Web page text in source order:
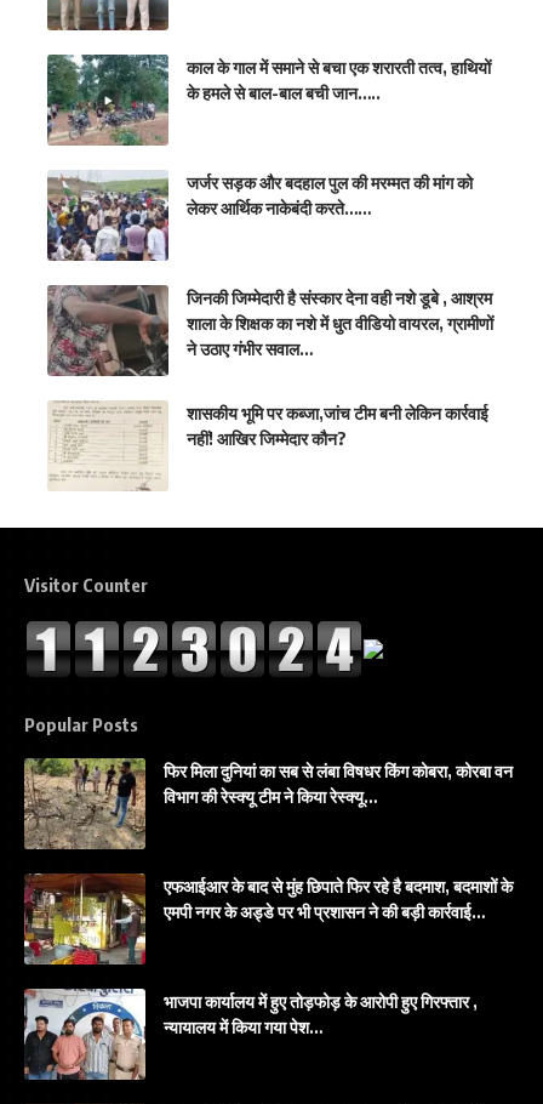
​काल के गाल में समाने से बचा एक शरारती तत्व, हाथियों
के हमले से बाल-बाल बची जान…..
जर्जर सड़क और बदहाल पुल की मरम्मत की मांग को
लेकर आर्थिक नाकेबंदी करते……
जिनकी जिम्मेदारी है संस्कार देना वही नशे डूबे , आश्रम
शाला के शिक्षक का नशे में धुत वीडियो वायरल, ग्रामीणों
ने उठाए गंभीर सवाल…
शासकीय भूमि पर कब्जा,जांच टीम बनी लेकिन कार्रवाई
नहीं! आखिर जिम्मेदार कौन?
Visitor Counter
Popular Posts
फिर मिला दुनियां का सब से लंबा विषधर किंग कोबरा, कोरबा वन
विभाग की रेस्क्यू टीम ने किया रेस्क्यू…
एफआईआर के बाद से मुंह छिपाते फिर रहे है बदमाश, बदमाशों के
एमपी नगर के अड्डे पर भी प्रशासन ने की बड़ी कार्रवाई…
भाजपा कार्यालय में हुए तोड़फोड़ के आरोपी हुए गिरफ्तार ,
न्यायालय में किया गया पेश…